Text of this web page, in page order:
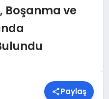
Boşanma ve
Paylaş